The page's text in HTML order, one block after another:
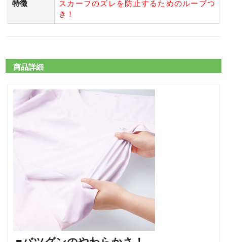
特徴
スカーフのズレを防止するためのループつ
き！
商品詳細